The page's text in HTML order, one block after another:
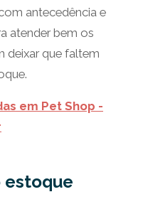
antecedência e
atender bem os
deixar que faltem
em Pet Shop -
estoque